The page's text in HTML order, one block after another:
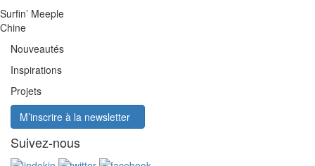
Surfin’ Meeple
Chine
Nouveautés
Inspirations
Projets
M’inscrire à la newsletter
Suivez-nous